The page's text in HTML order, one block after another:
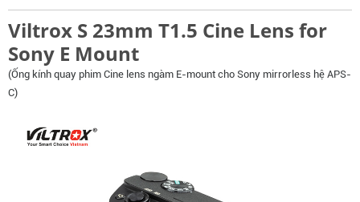
Viltrox S 23mm T1.5 Cine Lens for
Sony E Mount
(Ống kính quay phim Cine lens ngàm E-mount cho Sony mirrorless hệ APS-
C)